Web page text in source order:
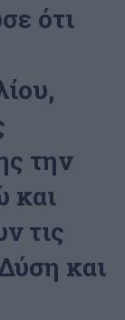
ότι
την
και
τις
και